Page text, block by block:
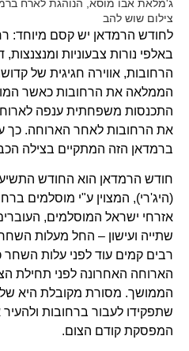
ג'מלאת אבו מוסא, הנוהגת לארח
צילום שוש להב
לחודש הרמדאן יש קסם מיוחד:
באלפי נורות צבעוניות ומנצנצות,
הרחובות, אווירה חגיגית של
הממלאה את הרחובות כאשר
התכנסות משפחתית ענפה לארוחת
את הרחובות לאחר הארוחה. כך עד
ברמדאן הזה המתקיים בצילה הכבד
חודש הרמדאן הוא החודש התשיעי
(היג'רי), המצוין ע"י מוסלמים
אזרחי ישראל המוסלמים, העוברים
שתייה ועישון – החל מעלות השחר
רבים קמים עוד לפני עלות השחר
הארוחה האחרונה לפני תחילת
הממושך. מסורת מקובלת היא של
שתפקידו לעבור ברחובות ולהעיר
המפסקת קודם הצום.